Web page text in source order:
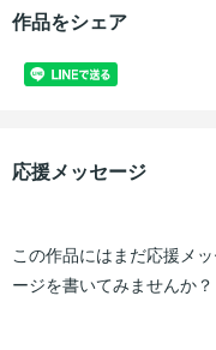
作品をシェア
応援メッセージ
この作品にはまだ応援メ
ージを書いてみませんか？